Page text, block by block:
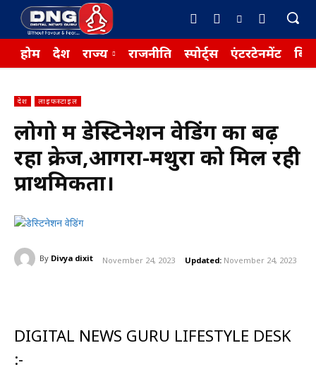
होम देश राज्य राजनीति स्पोर्ट्स एंटरटेनमेंट
देश लाइफस्टाइल
लोगो में डेस्टिनेशन वेडिंग का बढ़
रहा क्रेज,आगरा-मथुरा को मिल रही
प्राथमिकता।
By Divya dixit November 24, 2023 Updated: November 24, 2023
DIGITAL NEWS GURU LIFESTYLE DESK
:-